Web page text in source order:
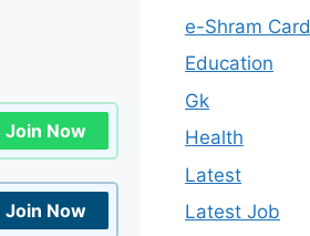
Join Now
Join Now
e-Shram Card
Education
Gk
Health
Latest
Latest Job